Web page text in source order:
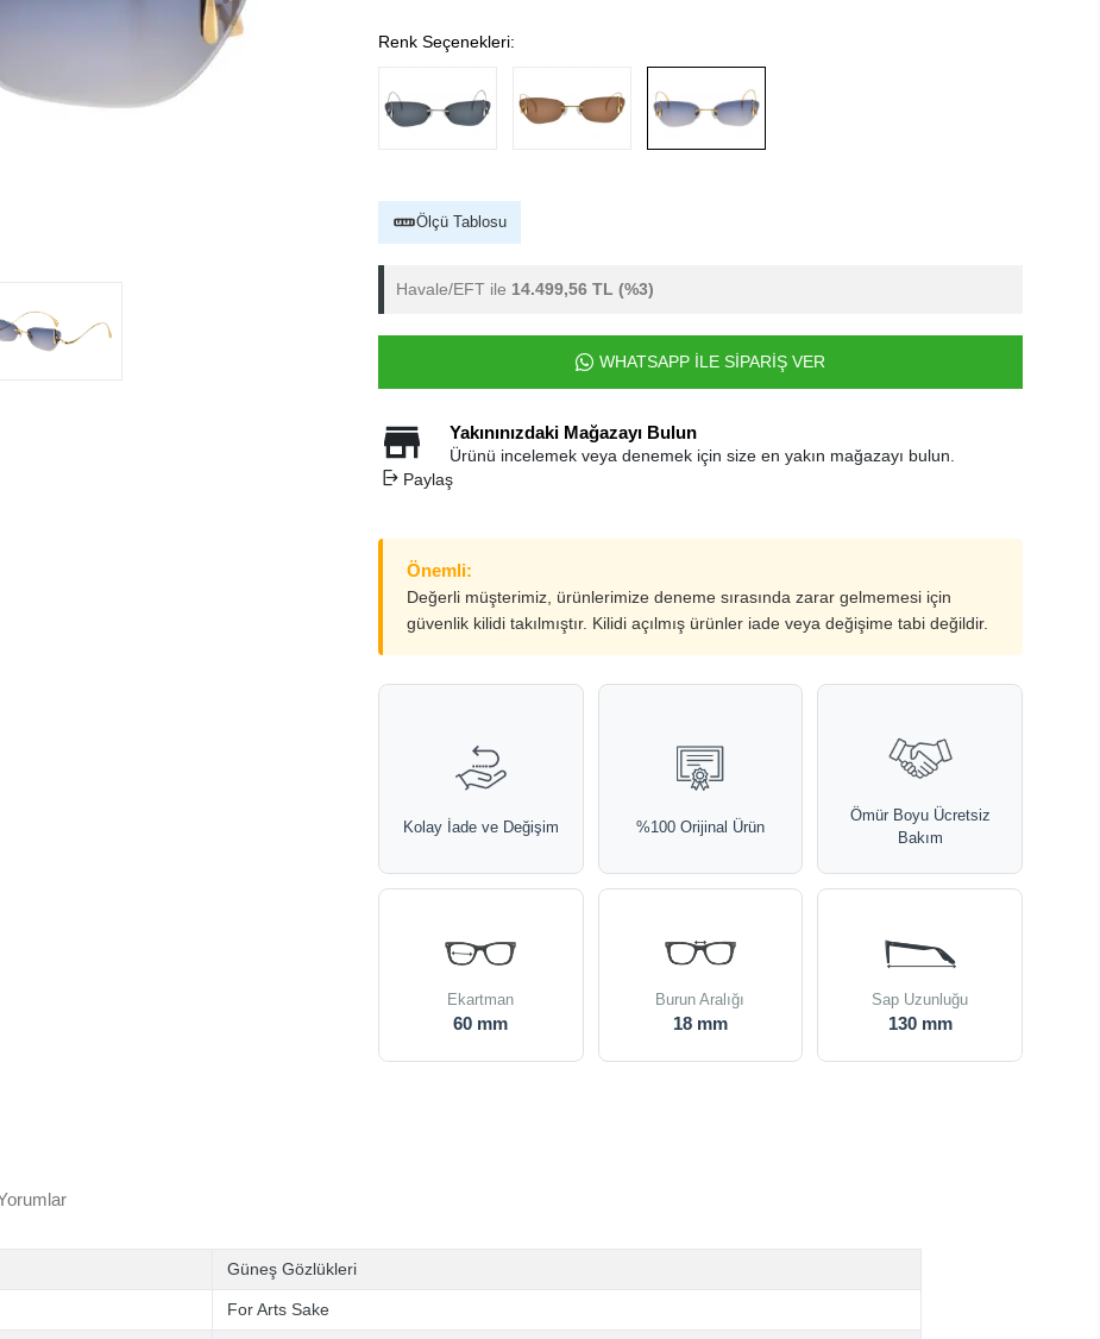
Renk Seçenekleri:
Ölçü Tablosu
Havale/EFT ile 14.499,56 TL (%3)
WHATSAPP İLE SİPARİŞ VER
Yakınınızdaki Mağazayı Bulun
Ürünü incelemek veya denemek için size en yakın mağazayı bulun.
Paylaş
Önemli:
Değerli müşterimiz, ürünlerimize deneme sırasında zarar gelmemesi için
güvenlik kilidi takılmıştır. Kilidi açılmış ürünler iade veya değişime tabi değildir.
Kolay İade ve Değişim %100 Orijinal Ürün
Ömür Boyu Ücretsiz
Bakım
Ekartman
60 mm
Burun Aralığı
18 mm
Sap Uzunluğu
130 mm
Güneş Gözlükleri
For Arts Sake